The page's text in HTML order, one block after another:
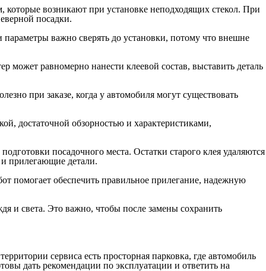
которые возникают при установке неподходящих стекол. При
посадки.
важно сверять до установки, потому что внешне
равномерно нанести клеевой состав, выставить деталь
при заказе, когда у автомобиля могут существовать
достаточной обзорностью и характеристиками,
посадочного места. Остатки старого клея удаляются
прилегающие детали.
помогает обеспечить правильное прилегание, надежную
и света. Это важно, чтобы после замены сохранить
сервиса есть просторная парковка, где автомобиль
дать рекомендации по эксплуатации и ответить на